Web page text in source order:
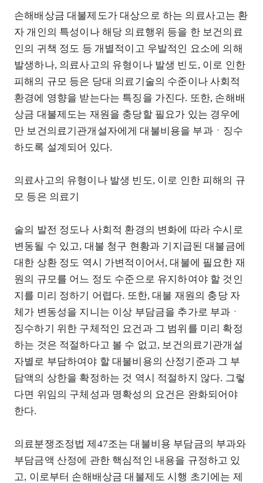
손해배상금 대불제도가 대상으로 하는 의료사고는 환
자 개인의 특성이나 해당 의료행위 등을 한 보건의료
인의 귀책 정도 등 개별적이고 우발적인 요소에 의해
발생하나, 의료사고의 유형이나 발생 빈도, 이로 인한
피해의 규모 등은 당대 의료기술의 수준이나 사회적
환경에 영향을 받는다는 특징을 가진다. 또한, 손해배
상금 대불제도는 재원을 충당할 필요가 있는 경우에
만 보건의료기관개설자에게 대불비용을 부과ㆍ징수
하도록 설계되어 있다.
의료사고의 유형이나 발생 빈도, 이로 인한 피해의 규
모 등은 의료기
술의 발전 정도나 사회적 환경의 변화에 따라 수시로
변동될 수 있고, 대불 청구 현황과 기지급된 대불금에
대한 상환 정도 역시 가변적이어서, 대불에 필요한 재
원의 규모를 어느 정도 수준으로 유지하여야 할 것인
지를 미리 정하기 어렵다. 또한, 대불 재원의 충당 자
체가 변동성을 지니는 이상 부담금을 추가로 부과ㆍ
징수하기 위한 구체적인 요건과 그 범위를 미리 확정
하는 것은 적절하다고 볼 수 없고, 보건의료기관개설
자별로 부담하여야 할 대불비용의 산정기준과 그 부
담액의 상한을 확정하는 것 역시 적절하지 않다. 그렇
다면 위임의 구체성과 명확성의 요건은 완화되어야
한다.
의료분쟁조정법 제47조는 대불비용 부담금의 부과와
부담금액 산정에 관한 핵심적인 내용을 규정하고 있
고, 이로부터 손해배상금 대불제도 시행 초기에는 제